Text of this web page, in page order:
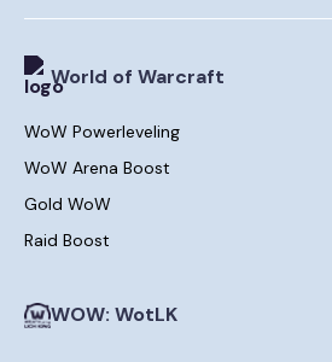
World of Warcraft
WoW Powerleveling
WoW Arena Boost
Gold WoW
Raid Boost
WOW: WotLK